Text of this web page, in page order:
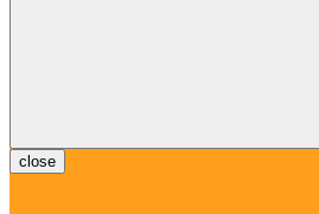
close